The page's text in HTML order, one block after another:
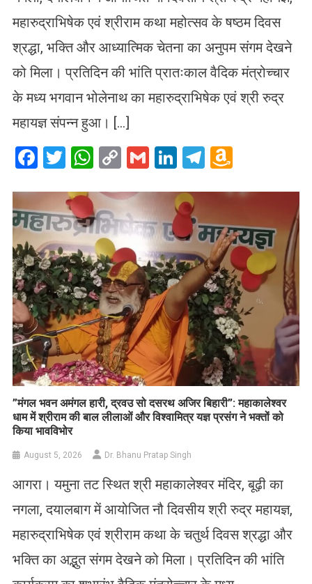
महारुद्राभिषेक एवं श्रीराम कथा महोत्सव के षष्ठम दिवस
श्रद्धा, भक्ति और आध्यात्मिक चेतना का अनुपम संगम देखने
को मिला। प्रतिदिन की भांति प्रातःकाल वैदिक मंत्रोच्चार
के मध्य भगवान भोलेनाथ का महारुद्राभिषेक एवं श्री रुद्र
महायज्ञ संपन्न हुआ। […]
Facebook
Twitter
WhatsApp
CopyGmailLinkedIn
Telegram
List
​”मंगल भवन अमंगल हारी, द्रवउ सो दसरथ अजिर बिहारी”: महाकालेश्वर
धाम में श्रीराम की बाल लीलाओं और विश्वामित्र यज्ञ प्रसंग ने भक्तों को
किया भावविभोर
August 5, 2026 Dr. Bhanu Pratap Singh
आगरा। यमुना तट स्थित श्री महाकालेश्वर मंदिर, बूढ़ी का
नगला, दयालबाग में आयोजित नौ दिवसीय श्री रुद्र महायज्ञ,
महारुद्राभिषेक एवं श्रीराम कथा के चतुर्थ दिवस श्रद्धा और
भक्ति का अद्भुत संगम देखने को मिला। प्रतिदिन की भांति